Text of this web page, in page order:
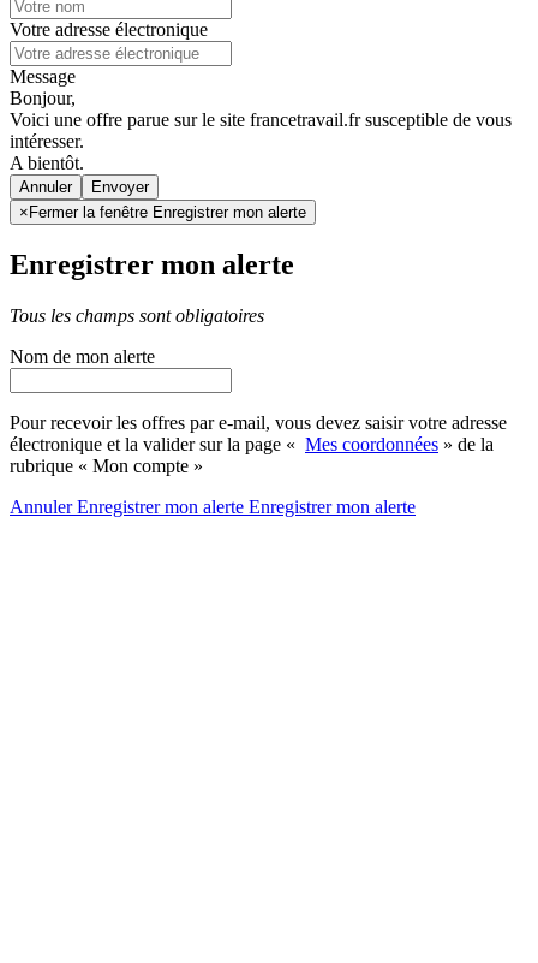
Votre adresse électronique
Message
Bonjour,
Voici une offre parue sur le site francetravail.fr susceptible de vous
intéresser.
A bientôt.
Annuler
× Fermer la fenêtre Enregistrer mon alerte
Enregistrer mon alerte
Tous les champs sont obligatoires
Nom de mon alerte
Pour recevoir les offres par e-mail, vous devez saisir votre adresse
électronique et la valider sur la page « Mes coordonnées » de la
rubrique « Mon compte »
AnnulerEnregistrer mon alerte Enregistrermon alerte